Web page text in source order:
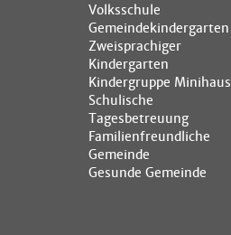
Volksschule
Gemeindekindergarten
Zweisprachiger
Kindergarten
Kindergruppe Minihaus
Schulische
Tagesbetreuung
Familienfreundliche
Gemeinde
Gesunde Gemeinde